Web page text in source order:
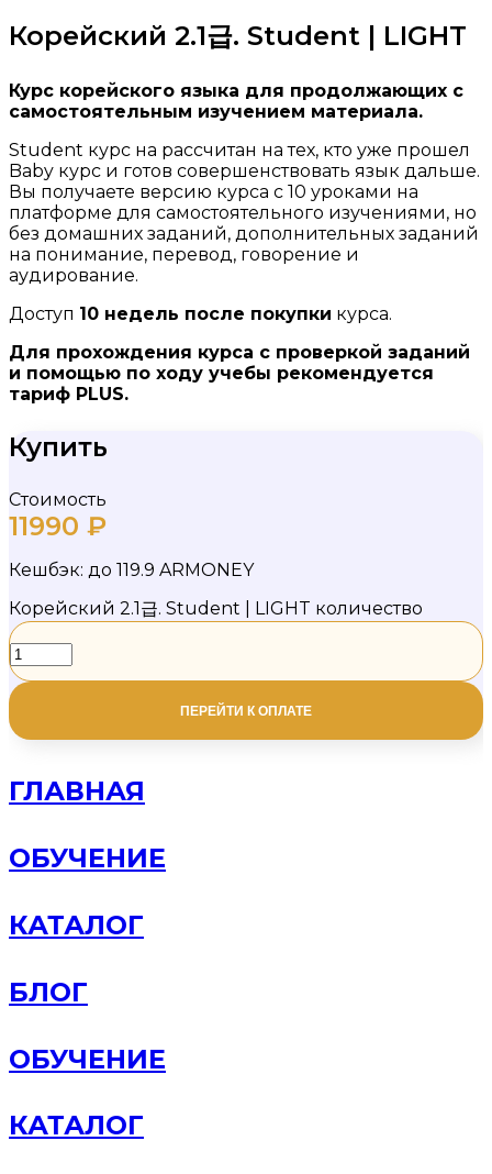
Корейский 2.1급. Student | LIGHT
Курс корейского языка для продолжающих с
самостоятельным изучением материала.
Student курс на рассчитан на тех, кто уже прошел
Baby курс и готов совершенствовать язык дальше.
Вы получаете версию курса с 10 уроками на
платформе для самостоятельного изучениями, но
без домашних заданий, дополнительных заданий
на понимание, перевод, говорение и
аудирование.
Доступ 10 недель после покупки курса.
Для прохождения курса с проверкой заданий
и помощью по ходу учебы рекомендуется
тариф PLUS.
Купить
Стоимость
11990 ₽
Кешбэк: до 119.9 ARMONEY
Корейский 2.1급. Student | LIGHT количество
ПЕРЕЙТИ К ОПЛАТЕ
ГЛАВНАЯ
ОБУЧЕНИЕ
КАТАЛОГ
БЛОГ
ОБУЧЕНИЕ
КАТАЛОГ